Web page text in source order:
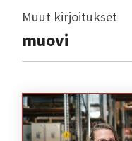
Muut kirjoitukset
muovi